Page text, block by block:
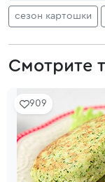
сезон картошки
Смотрите
909